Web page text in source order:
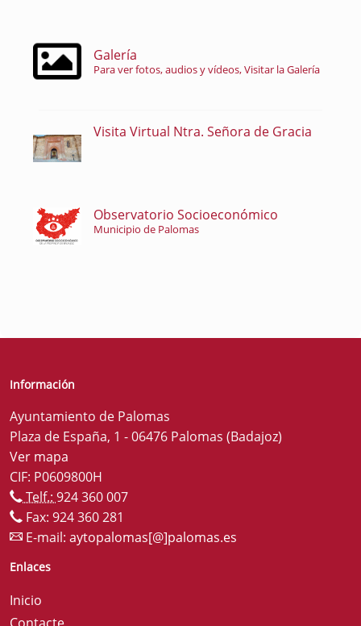
Galería
Para ver fotos, audios y vídeos, Visitar la Galería
Visita Virtual Ntra. Señora de Gracia
Observatorio Socioeconómico
Municipio de Palomas
Información
Ayuntamiento de Palomas
Plaza de España, 1 - 06476 Palomas (Badajoz)
Ver mapa
CIF: P0609800H
Telf.: 924 360 007
Fax: 924 360 281
E-mail: aytopalomas[@]palomas.es
Enlaces
Inicio